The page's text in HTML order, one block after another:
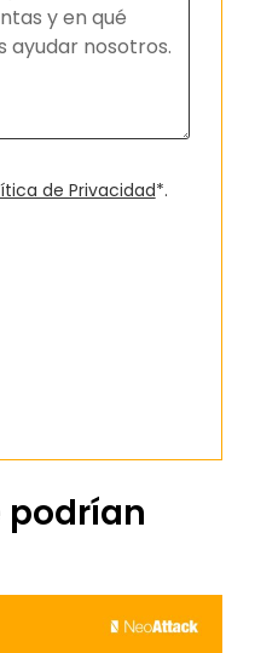
de Privacidad*.
podrían